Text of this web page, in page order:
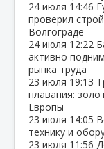
24 июля 14:46
проверил
Волгограде
24 июля 12:22
активно
рынка труда
23 июля 19:13
плавания:
Европы
23 июля 14:05
технику и
23 июля 11:56